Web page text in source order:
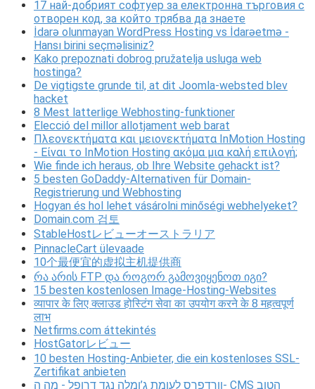
17 най-добрият софтуер за електронна търговия с
отворен код, за който трябва да знаете
İdarə olunmayan WordPress Hosting vs İdarəetmə -
Hansı birini seçməlisiniz?
Kako prepoznati dobrog pružatelja usluga web
hostinga?
De vigtigste grunde til, at dit Joomla-websted blev
hacket
8 Mest latterlige Webhosting-funktioner
Elecció del millor allotjament web barat
Πλεονεκτήματα και μειονεκτήματα InMotion Hosting
- Είναι το InMotion Hosting ακόμα μια καλή επιλογή;
Wie finde ich heraus, ob Ihre Website gehackt ist?
5 besten GoDaddy-Alternativen für Domain-
Registrierung und Webhosting
Hogyan és hol lehet vásárolni minőségi webhelyeket?
Domain.com 검토
StableHostレビューオーストラリア
PinnacleCart ülevaade
10个最便宜的虚拟主机提供商
რა არის FTP და როგორ გამოვიყენოთ იგი?
15 besten kostenlosen Image-Hosting-Websites
व्यापार के लिए क्लाउड होस्टिंग सेवा का उपयोग करने के 8 महत्वपूर्ण
लाभ
Netfirms.com áttekintés
HostGatorレビュー
10 besten Hosting-Anbieter, die ein kostenloses SSL-
Zertifikat anbieten
וורדפרס לעומת ג’ומלה נגד דרופל - מה ה- CMS הטוב